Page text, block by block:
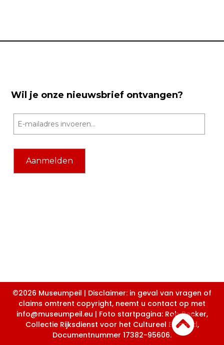
Wil je onze nieuwsbrief ontvangen?
©2026 Museumpeil | Disclaimer: in geval van vragen of
claims omtrent copyright, neemt u contact op met
info@museumpeil.eu | Foto startpagina: Rob Becker,
Collectie Rijksdienst voor het Cultureel Erfgoed,
Documentnummer 17382-95606.